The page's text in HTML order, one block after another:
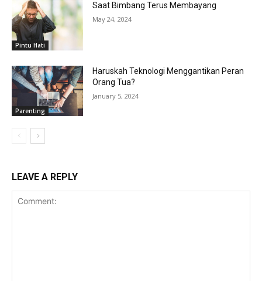
Pintu Hati
Saat Bimbang Terus Membayang
May 24, 2024
Parenting
Haruskah Teknologi Menggantikan Peran
Orang Tua?
January 5, 2024
LEAVE A REPLY